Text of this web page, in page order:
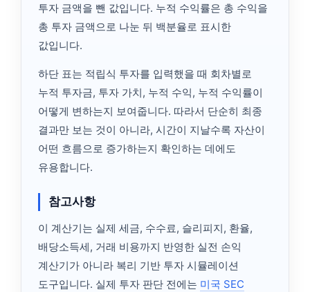
투자 금액을 뺀 값입니다. 누적 수익률은 총 수익을
총 투자 금액으로 나눈 뒤 백분율로 표시한
값입니다.
하단 표는 적립식 투자를 입력했을 때 회차별로
누적 투자금, 투자 가치, 누적 수익, 누적 수익률이
어떻게 변하는지 보여줍니다. 따라서 단순히 최종
결과만 보는 것이 아니라, 시간이 지날수록 자산이
어떤 흐름으로 증가하는지 확인하는 데에도
유용합니다.
참고사항
이 계산기는 실제 세금, 수수료, 슬리피지, 환율,
배당소득세, 거래 비용까지 반영한 실전 손익
계산기가 아니라 복리 기반 투자 시뮬레이션
도구입니다. 실제 투자 판단 전에는 미국 SEC